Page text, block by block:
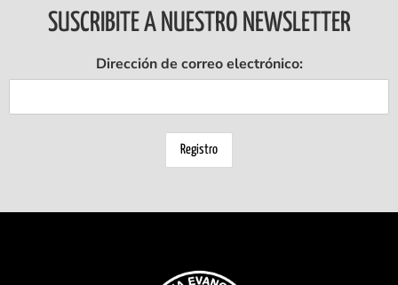
SUSCRIBITE A NUESTRO NEWSLETTER
Dirección de correo electrónico: